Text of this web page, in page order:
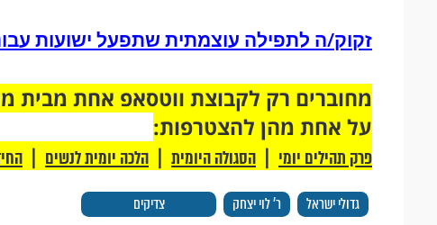
זקוק/ה לתפילה עוצמתית שתפעל ישועות
גדולי ישראל ר’ לוי יצחק צדיקים
על אחת מהן להצטרפות:
פרק תהילים יומי | הסגולה היומית | הלכה יומית לנשים |